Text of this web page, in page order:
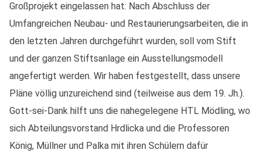
Großprojekt eingelassen hat: Nach Abschluss der
Umfangreichen Neubau- und Restaurierungsarbeiten, die in
den letzten Jahren durchgeführt wurden, soll vom Stift
und der ganzen Stiftsanlage ein Ausstellungsmodell
angefertigt werden. Wir haben festgestellt, dass unsere
Pläne völlig unzureichend sind (teilweise aus dem 19. Jh.).
Gott-sei-Dank hilft uns die nahegelegene HTL Mödling, wo
sich Abteilungsvorstand Hrdlicka und die Professoren
König, Müllner und Palka mit ihren Schülern dafür